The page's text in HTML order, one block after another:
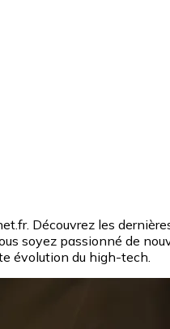
Découvrez les
soyez passionné de
évolution du high-tech.